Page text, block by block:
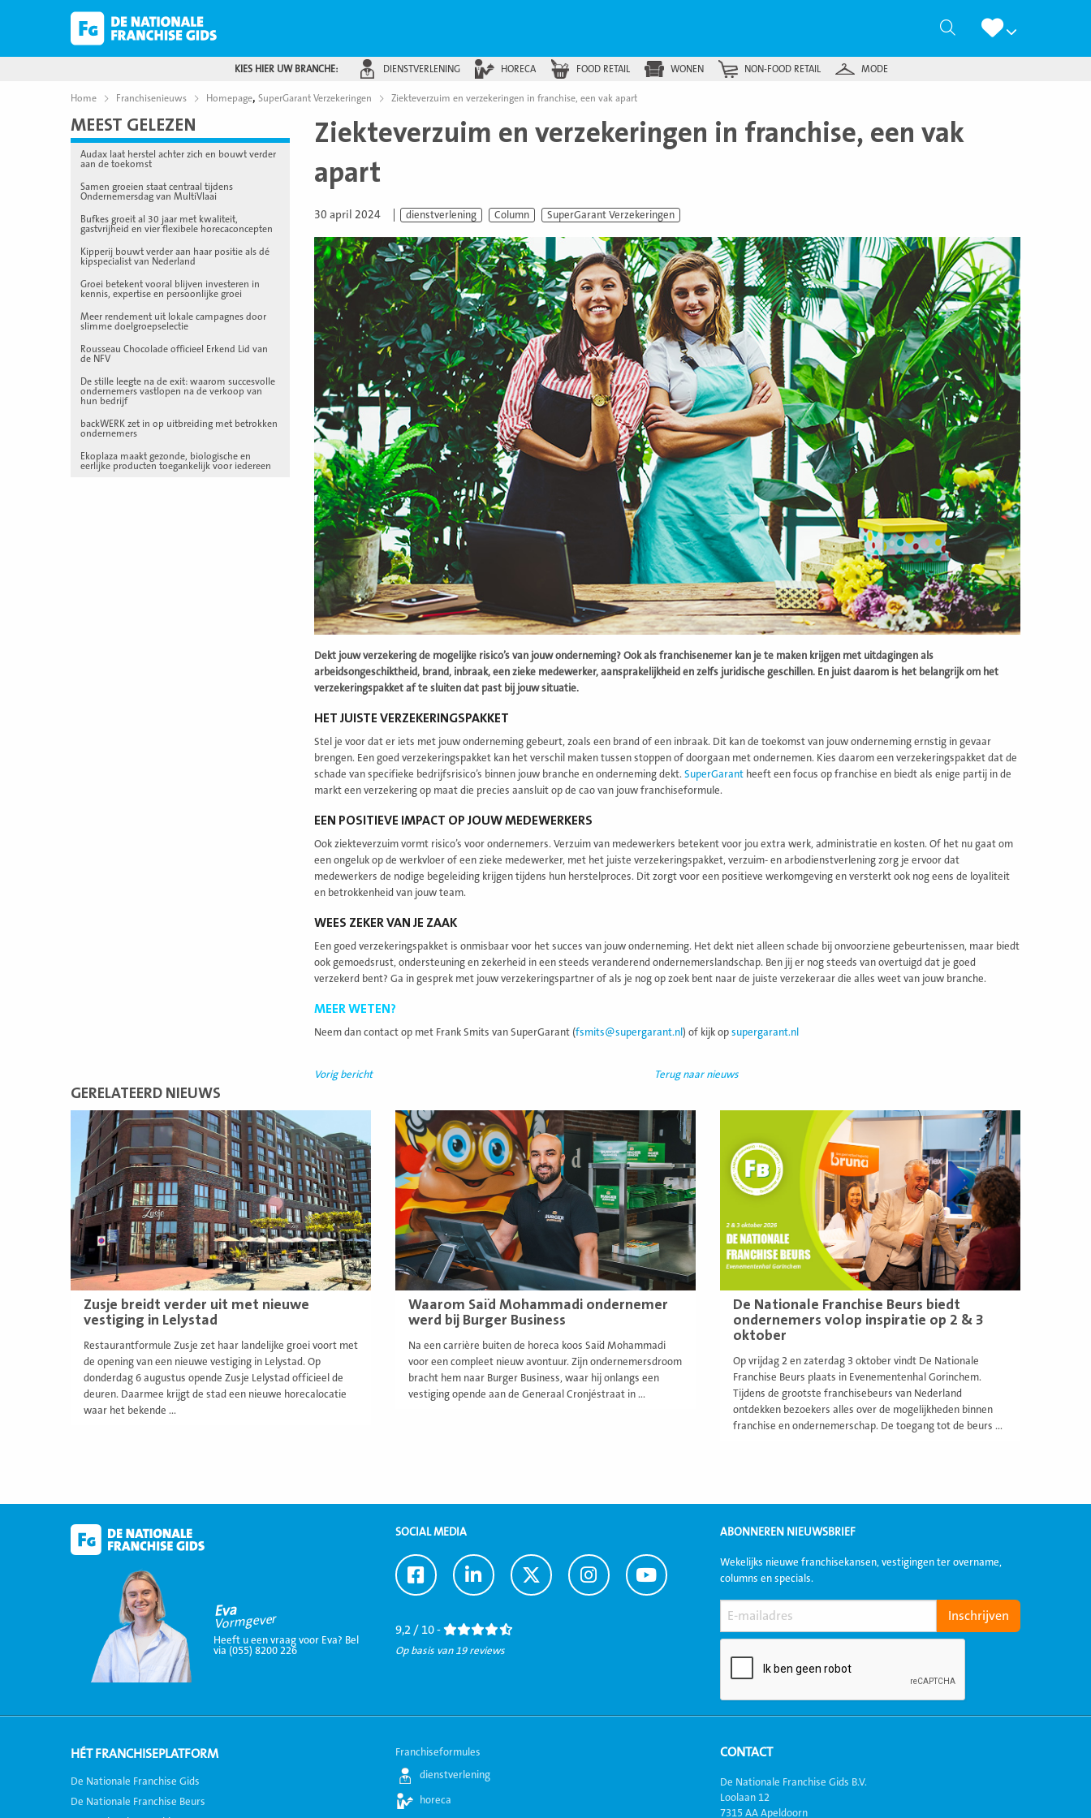
Zoeken
KIES HIER UW BRANCHE: DIENSTVERLENING HORECA FOOD RETAIL WONEN NON-FOOD RETAIL MODE
Home Franchisenieuws Homepage, SuperGarant Verzekeringen Ziekteverzuim en verzekeringen in franchise, een vak apart
MEEST GELEZEN
Audax laat herstel achter zich en bouwt verder
aan de toekomst
Samen groeien staat centraal tijdens
Ondernemersdag van MultiVlaai
Bufkes groeit al 30 jaar met kwaliteit,
gastvrijheid en vier flexibele horecaconcepten
Kipperij bouwt verder aan haar positie als dé
kipspecialist van Nederland
Groei betekent vooral blijven investeren in
kennis, expertise en persoonlijke groei
Meer rendement uit lokale campagnes door
slimme doelgroepselectie
Rousseau Chocolade officieel Erkend Lid van
de NFV
De stille leegte na de exit: waarom succesvolle
ondernemers vastlopen na de verkoop van
hun bedrijf
backWERK zet in op uitbreiding met betrokken
ondernemers
Ekoplaza maakt gezonde, biologische en
eerlijke producten toegankelijk voor iedereen
Ziekteverzuim en verzekeringen in franchise, een vak
apart
30 april 2024 dienstverlening Column SuperGarant Verzekeringen
Dekt jouw verzekering de mogelijke risico’s van jouw onderneming? Ook als franchisenemer kan je te maken krijgen met uitdagingen als
arbeidsongeschiktheid, brand, inbraak, een zieke medewerker, aansprakelijkheid en zelfs juridische geschillen. En juist daarom is het belangrijk om het
verzekeringspakket af te sluiten dat past bij jouw situatie.
HET JUISTE VERZEKERINGSPAKKET
Stel je voor dat er iets met jouw onderneming gebeurt, zoals een brand of een inbraak. Dit kan de toekomst van jouw onderneming ernstig in gevaar
brengen. Een goed verzekeringspakket kan het verschil maken tussen stoppen of doorgaan met ondernemen. Kies daarom een verzekeringspakket dat de
schade van specifieke bedrijfsrisico’s binnen jouw branche en onderneming dekt. SuperGarant heeft een focus op franchise en biedt als enige partij in de
markt een verzekering op maat die precies aansluit op de cao van jouw franchiseformule.
EEN POSITIEVE IMPACT OP JOUW MEDEWERKERS
Ook ziekteverzuim vormt risico’s voor ondernemers. Verzuim van medewerkers betekent voor jou extra werk, administratie en kosten. Of het nu gaat om
een ongeluk op de werkvloer of een zieke medewerker, met het juiste verzekeringspakket, verzuim- en arbodienstverlening zorg je ervoor dat
medewerkers de nodige begeleiding krijgen tijdens hun herstelproces. Dit zorgt voor een positieve werkomgeving en versterkt ook nog eens de loyaliteit
en betrokkenheid van jouw team.
WEES ZEKER VAN JE ZAAK
Een goed verzekeringspakket is onmisbaar voor het succes van jouw onderneming. Het dekt niet alleen schade bij onvoorziene gebeurtenissen, maar biedt
ook gemoedsrust, ondersteuning en zekerheid in een steeds veranderend ondernemerslandschap. Ben jij er nog steeds van overtuigd dat je goed
verzekerd bent? Ga in gesprek met jouw verzekeringspartner of als je nog op zoek bent naar de juiste verzekeraar die alles weet van jouw branche.
MEER WETEN?
Neem dan contact op met Frank Smits van SuperGarant (fsmits@supergarant.nl ) of kijk op supergarant.nl
Vorig bericht Terug naar nieuws
GERELATEERD NIEUWS
Zusje breidt verder uit met nieuwe
vestiging in Lelystad
Restaurantformule Zusje zet haar landelijke groei voort met
de opening van een nieuwe vestiging in Lelystad. Op
donderdag 6 augustus opende Zusje Lelystad officieel de
deuren. Daarmee krijgt de stad een nieuwe horecalocatie
waar het bekende ...
Lees
meer
Waarom Saïd Mohammadi ondernemer
werd bij Burger Business
Na een carrière buiten de horeca koos Saïd Mohammadi
voor een compleet nieuw avontuur. Zijn ondernemersdroom
bracht hem naar Burger Business, waar hij onlangs een
vestiging opende aan de Generaal Cronjéstraat in ...
Lees
meer
De Nationale Franchise Beurs biedt
ondernemers volop inspiratie op 2 & 3
oktober
Op vrijdag 2 en zaterdag 3 oktober vindt De Nationale
Franchise Beurs plaats in Evenementenhal Gorinchem.
Tijdens de grootste franchisebeurs van Nederland
ontdekken bezoekers alles over de mogelijkheden binnen
franchise en ondernemerschap. De toegang tot de beurs ...
Eva
Vormgever
Heeft u een vraag voor Eva? Bel
via (055) 8200 226
SOCIAL MEDIA
Ga
naar
Ga
naar
Ga
naar
Ga
naar
Ga
naar
9,2 / 10 -
Op basis van 19 reviews
ABONNEREN NIEUWSBRIEF
Wekelijks nieuwe franchisekansen, vestigingen ter overname,
columns en specials.
HÉT FRANCHISEPLATFORM
De Nationale Franchise Gids
De Nationale Franchise Beurs
Franchiseformules
dienstverlening
horeca
CONTACT
De Nationale Franchise Gids B.V.
Loolaan 12
7315 AA Apeldoorn